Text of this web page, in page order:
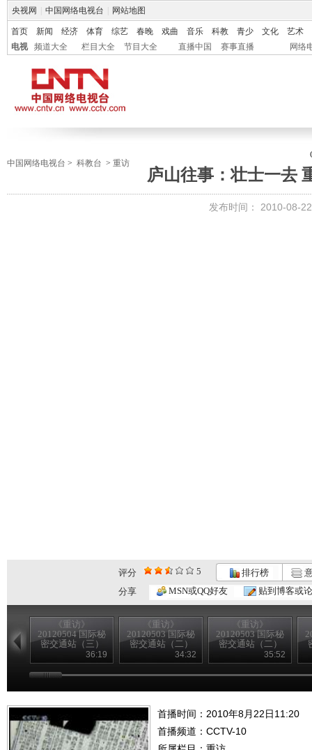
央视网 中国网络电视台 网站地图
首页 新闻 经济 体育 综艺 春晚 戏曲 音乐 科教 青少 文化
艺术
电视
频道大全 栏目大全 节目大全 直播中国 赛事直播 网络
中国网络电视台 > 科教台 > 重访
庐山往事：壮士一去
发布时间： 2010-08-
评分 5 排行榜
分享
MSN或QQ好友 贴到博客或
《重访》
20120504 国际秘
密交通站（三）
36:19
《重访》
20120503 国际秘
密交通站（二）
34:32
《重访》
20120503 国际秘
密交通站（二）
35:52
首播时间：2010年8月22日11:20
首播频道： CCTV-10